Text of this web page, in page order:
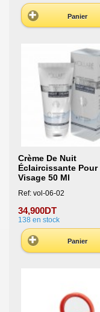
Panier
Crème De Nuit
Éclaircissante Pour
Visage 50 Ml
Ref: vol-06-02
34,900DT
138 en stock
Panier